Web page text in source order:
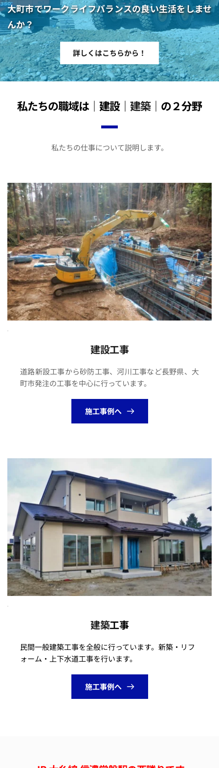
大町市でワークライフバランスの良い生活をしませ
んか？
詳しくはこちらから！
私たちの職域は｜建設｜ 建築｜の２分野
私たちの仕事について説明します。
建設工事
道路新設工事から砂防工事、河川工事など長野県、大
町市発注の工事を中心に行っています。
施工事例へ
建築工事
民間一般建築工事を全般に行っています。新築・リフ
ォーム・上下水道工事を行います。
施工事例へ